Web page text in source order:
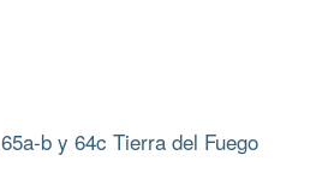
b y 64c Tierra del Fuego